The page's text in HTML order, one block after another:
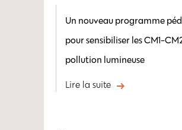
Un nouveau programme
pour sensibiliser les CM1-
pollution lumineuse
Lire la suite